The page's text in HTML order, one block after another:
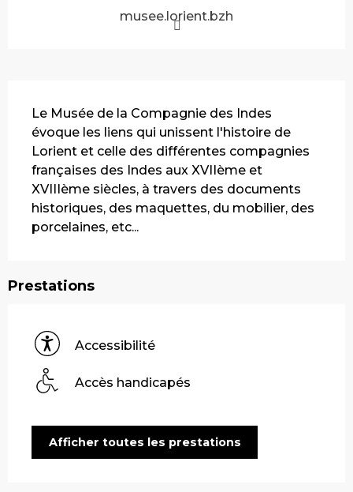
musee.lorient.bzh
Le Musée de la Compagnie des Indes
évoque les liens qui unissent l'histoire de
Lorient et celle des différentes compagnies
françaises des Indes aux XVIIème et
XVIIIème siècles, à travers des documents
historiques, des maquettes, du mobilier, des
porcelaines, etc...
Prestations
Accessibilité
Accès handicapés
Afficher toutes les prestations